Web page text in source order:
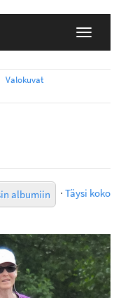
Valokuvat
albumiin · Täysi koko